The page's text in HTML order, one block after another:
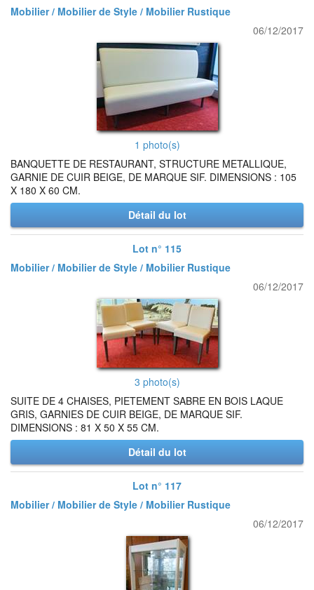
Mobilier / Mobilier de Style / Mobilier Rustique
06/12/2017
1 photo(s)
BANQUETTE DE RESTAURANT, STRUCTURE METALLIQUE,
GARNIE DE CUIR BEIGE, DE MARQUE SIF. DIMENSIONS : 105
X 180 X 60 CM.
Détail du lot
Lot n° 115
Mobilier / Mobilier de Style / Mobilier Rustique
06/12/2017
3 photo(s)
SUITE DE 4 CHAISES, PIETEMENT SABRE EN BOIS LAQUE
GRIS, GARNIES DE CUIR BEIGE, DE MARQUE SIF.
DIMENSIONS : 81 X 50 X 55 CM.
Détail du lot
Lot n° 117
Mobilier / Mobilier de Style / Mobilier Rustique
06/12/2017